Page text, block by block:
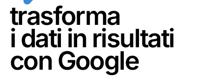
trasforma
i dati in risultati
con Google